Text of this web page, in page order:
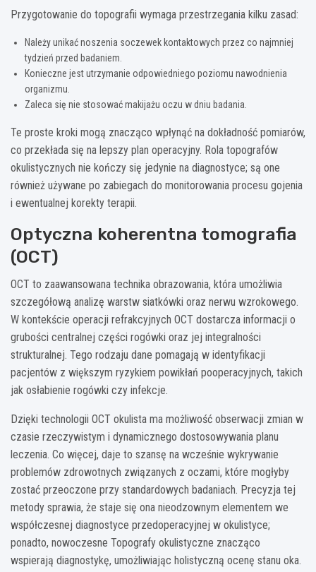
Przygotowanie do topografii wymaga przestrzegania kilku zasad:
Należy unikać noszenia soczewek kontaktowych przez co najmniej
tydzień przed badaniem.
Konieczne jest utrzymanie odpowiedniego poziomu nawodnienia
organizmu.
Zaleca się nie stosować makijażu oczu w dniu badania.
Te proste kroki mogą znacząco wpłynąć na dokładność pomiarów,
co przekłada się na lepszy plan operacyjny. Rola topografów
okulistycznych nie kończy się jedynie na diagnostyce; są one
również używane po zabiegach do monitorowania procesu gojenia
i ewentualnej korekty terapii.
Optyczna koherentna tomografia
(OCT)
OCT to zaawansowana technika obrazowania, która umożliwia
szczegółową analizę warstw siatkówki oraz nerwu wzrokowego.
W kontekście operacji refrakcyjnych OCT dostarcza informacji o
grubości centralnej części rogówki oraz jej integralności
strukturalnej. Tego rodzaju dane pomagają w identyfikacji
pacjentów z większym ryzykiem powikłań pooperacyjnych, takich
jak osłabienie rogówki czy infekcje.
Dzięki technologii OCT okulista ma możliwość obserwacji zmian w
czasie rzeczywistym i dynamicznego dostosowywania planu
leczenia. Co więcej, daje to szansę na wcześnie wykrywanie
problemów zdrowotnych związanych z oczami, które mogłyby
zostać przeoczone przy standardowych badaniach. Precyzja tej
metody sprawia, że staje się ona nieodzownym elementem we
współczesnej diagnostyce przedoperacyjnej w okulistyce;
ponadto, nowoczesne Topografy okulistyczne znacząco
wspierają diagnostykę, umożliwiając holistyczną ocenę stanu oka.